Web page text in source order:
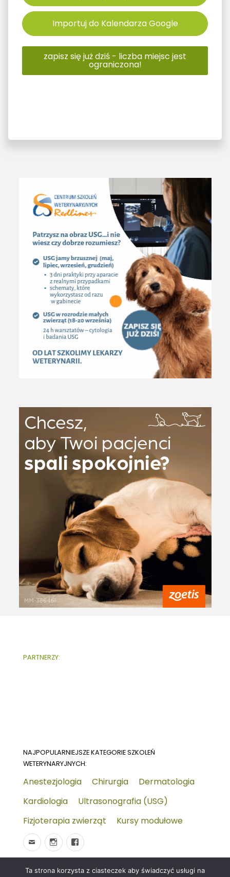
Importuj do Kalendarza Google
zapisz się już dziś - liczba miejsc jest
ograniczona!
PARTNERZY:
NAJPOPULARNIEJSZE KATEGORIE SZKOLEŃ
WETERYNARYJNYCH:
Anestezjologia Chirurgia
Dermatologia
Kardiologia
Ultrasonografia (USG)
Fizjoterapia zwierząt
Kursy modułowe
© 2026Wydarzenia-wet.pl Polityka prywatności i
Ta strona korzysta z ciasteczek aby świadczyć usługi na